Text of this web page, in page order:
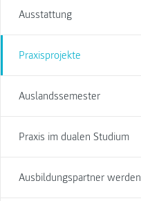
Ausstattung
Praxisprojekte
Auslandssemester
Praxis im dualen Studium
Ausbildungspartner werden